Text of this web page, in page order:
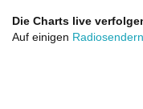
Die Charts live
Auf einigen Radiosendern